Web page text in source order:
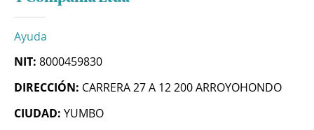
Ayuda
NIT: 8000459830
DIRECCIÓN: CARRERA 27 A 12 200 ARROYOHONDO
CIUDAD: YUMBO